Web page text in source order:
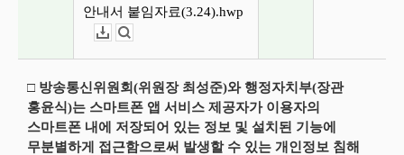
안내서 붙임자료(3.24).hwp
□ 방송통신위원회(위원장 최성준)와 행정자치부(장관
홍윤식)는 스마트폰 앱 서비스 제공자가 이용자의
스마트폰 내에 저장되어 있는 정보 및 설치된 기능에
무분별하게 접근함으로써 발생할 수 있는 개인정보 침해